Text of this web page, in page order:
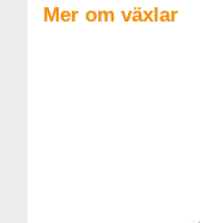
Mer om växlar